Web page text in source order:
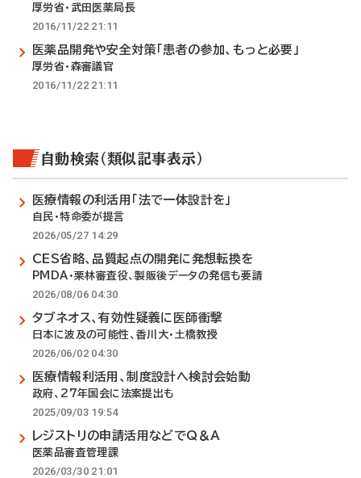
厚労省・武田医薬局長
2016/11/22 21:11
医薬品開発や安全対策「患者の参加、もっと必要」
厚労省・森審議官
2016/11/22 21:11
自動検索（類似記事表示）
医療情報の利活用「法で一体設計を」
自民・特命委が提言
2026/05/27 14:29
CES省略、品質起点の開発に発想転換を
PMDA・栗林審査役、製販後データの発信も要請
2026/08/06 04:30
タブネオス、有効性疑義に医師衝撃
日本に波及の可能性、香川大・土橋教授
2026/06/02 04:30
医療情報利活用、制度設計へ検討会始動
政府、27年国会に法案提出も
2025/09/03 19:54
レジストリの申請活用などでQ＆A
医薬品審査管理課
2026/03/30 21:01